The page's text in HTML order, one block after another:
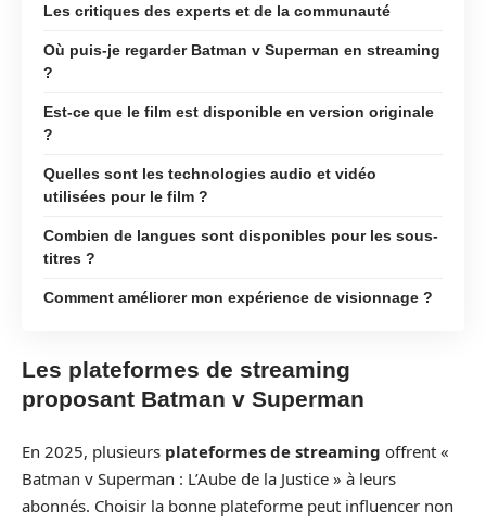
Les critiques des experts et de la communauté
Où puis-je regarder Batman v Superman en streaming
?
Est-ce que le film est disponible en version originale
?
Quelles sont les technologies audio et vidéo
utilisées pour le film ?
Combien de langues sont disponibles pour les sous-
titres ?
Comment améliorer mon expérience de visionnage ?
Les plateformes de streaming
proposant Batman v Superman
En 2025, plusieurs plateformes de streaming offrent «
Batman v Superman : L’Aube de la Justice » à leurs
abonnés. Choisir la bonne plateforme peut influencer non